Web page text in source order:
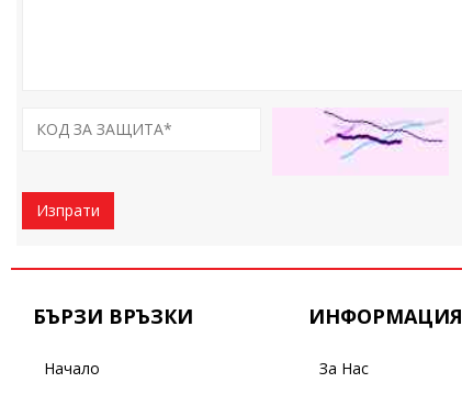
Изпрати
БЪРЗИ ВРЪЗКИ
Начало
ИНФОРМАЦИЯ
За Нас